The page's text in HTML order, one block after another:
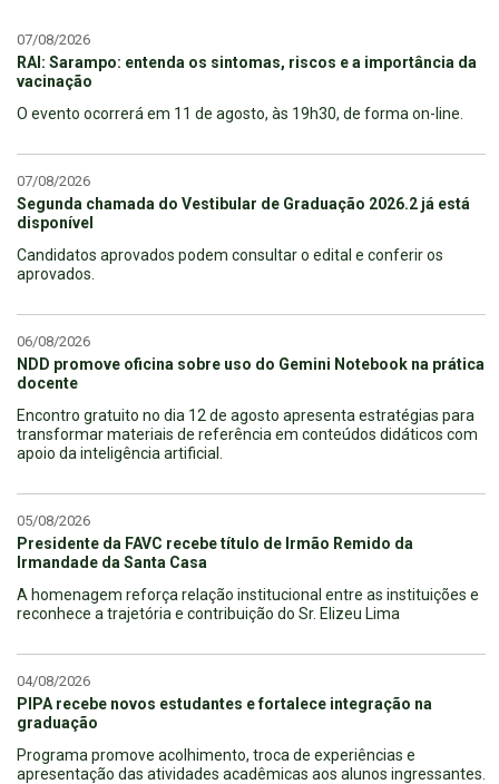
07/08/2026
RAI: Sarampo: entenda os sintomas, riscos e a importância da
vacinação
O evento ocorrerá em 11 de agosto, às 19h30, de forma on-line.
07/08/2026
Segunda chamada do Vestibular de Graduação 2026.2 já está
disponível
Candidatos aprovados podem consultar o edital e conferir os
aprovados.
06/08/2026
NDD promove oficina sobre uso do Gemini Notebook na prática
docente
Encontro gratuito no dia 12 de agosto apresenta estratégias para
transformar materiais de referência em conteúdos didáticos com
apoio da inteligência artificial.
05/08/2026
Presidente da FAVC recebe título de Irmão Remido da
Irmandade da Santa Casa
A homenagem reforça relação institucional entre as instituições e
reconhece a trajetória e contribuição do Sr. Elizeu Lima
04/08/2026
PIPA recebe novos estudantes e fortalece integração na
graduação
Programa promove acolhimento, troca de experiências e
apresentação das atividades acadêmicas aos alunos ingressantes.